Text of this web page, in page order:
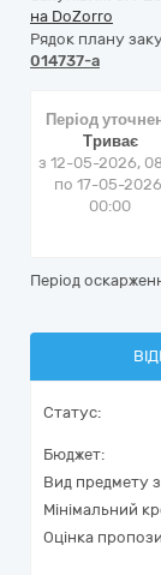
на DoZorro
Рядок плану
014737-a
Період
Триває
з 12-05-2026,
по 17-05-
00:00
Період
Статус:
Бюджет:
Вид предмету
Мінімальний
Оцінка